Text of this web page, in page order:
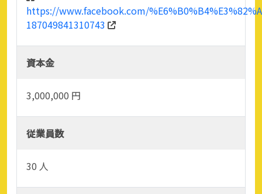
https://www.facebook.com/
187049841310743
資本金
3,000,000 円
従業員数
30 人